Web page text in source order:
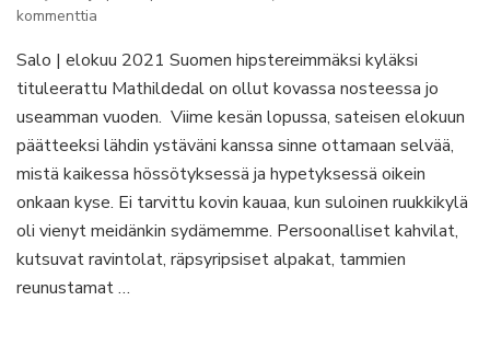
kommenttia
on
suorastaan
naurettavan
suloinen
paikka
Salo | elokuu 2021 Suomen hipstereimmäksi kyläksi
tituleerattu Mathildedal on ollut kovassa nosteessa jo
useamman vuoden. Viime kesän lopussa, sateisen elokuun
päätteeksi lähdin ystäväni kanssa sinne ottamaan selvää,
mistä kaikessa hössötyksessä ja hypetyksessä oikein
onkaan kyse. Ei tarvittu kovin kauaa, kun suloinen ruukkikylä
oli vienyt meidänkin sydämemme. Persoonalliset kahvilat,
kutsuvat ravintolat, räpsyripsiset alpakat, tammien
reunustamat …